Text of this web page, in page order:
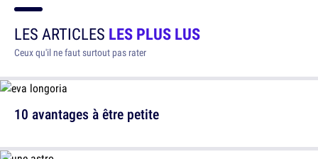
LES ARTICLES LES PLUS LUS
Ceux qu'il ne faut surtout pas rater
10 avantages à être petite